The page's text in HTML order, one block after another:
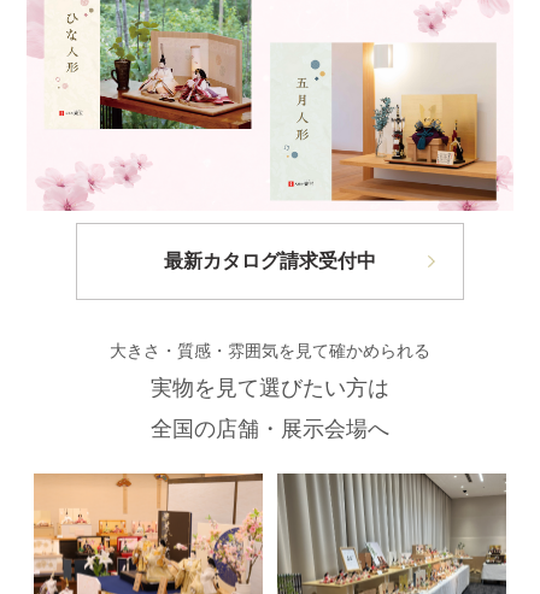
最新カタログ請求受付中
大きさ・質感・雰囲気を見て確かめられる
実物を見て選びたい方は
全国の店舗・展示会場へ